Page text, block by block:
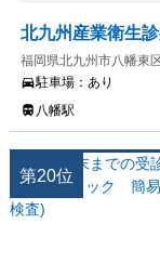
北九州産業衛生
福岡県北九州市八幡東
駐車場： あり
八幡駅
第20位